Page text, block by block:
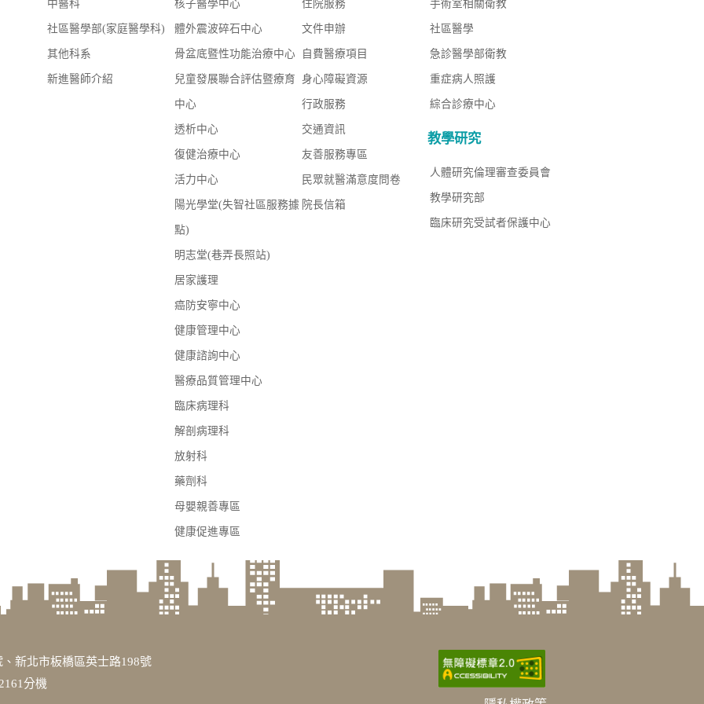
中醫科
社區醫學部(家庭醫學科)
其他科系
新進醫師介紹
核子醫學中心
體外震波碎石中心
骨盆底暨性功能治療中心
兒童發展聯合評估暨療育
中心
透析中心
復健治療中心
活力中心
陽光學堂(失智社區服務據
點)
明志堂(巷弄長照站)
居家護理
癌防安寧中心
健康管理中心
健康諮詢中心
醫療品質管理中心
臨床病理科
解剖病理科
放射科
藥劑科
母嬰親善專區
健康促進專區
住院服務
文件申辦
自費醫療項目
身心障礙資源
行政服務
交通資訊
友善服務專區
民眾就醫滿意度問卷
院長信箱
手術室相關衛教
社區醫學
急診醫學部衛教
重症病人照護
綜合診療中心
教學研究
人體研究倫理審查委員會
教學研究部
臨床研究受試者保護中心
新北市板橋區英士路198號
或2161分機